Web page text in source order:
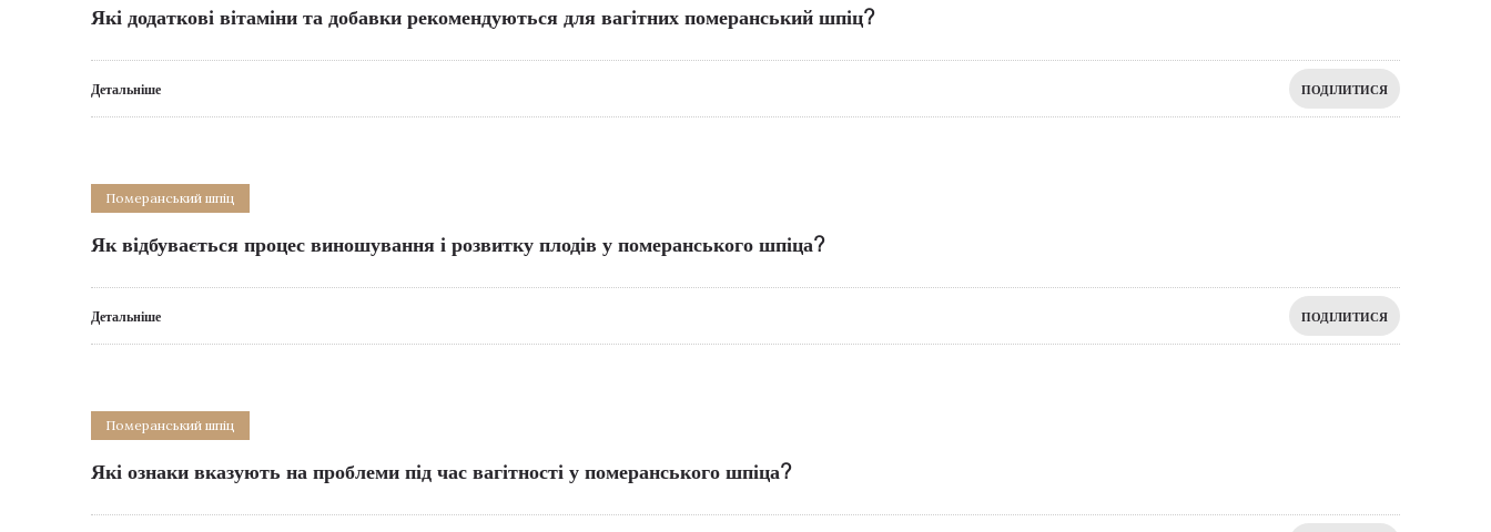
Які додаткові вітаміни та добавки рекомендуються для вагітних померанський шпіц?
Детальніше ПОДІЛИТИСЯ
Померанський шпіц
Як відбувається процес виношування і розвитку плодів у померанського шпіца?
Детальніше ПОДІЛИТИСЯ
Померанський шпіц
Які ознаки вказують на проблеми під час вагітності у померанського шпіца?